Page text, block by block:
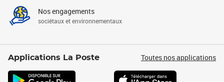
Nos engagements
sociétaux et environnementaux
Applications La Poste Toutes nos applications